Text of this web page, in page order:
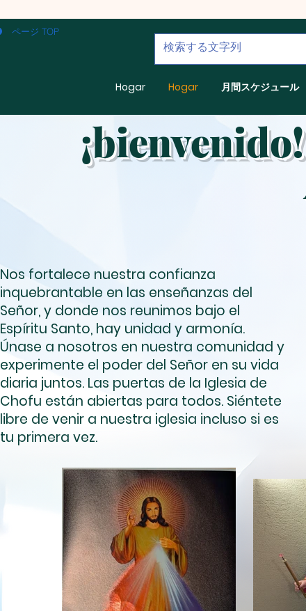
ページ TOP
Hogar Hogar 月間スケジュール
¡bienvenido!
Nos fortalece nuestra confianza
inquebrantable en las enseñanzas del
Señor, y donde nos reunimos bajo el
Espíritu Santo, hay unidad y armonía.
Únase a nosotros en nuestra comunidad y
experimente el poder del Señor en su vida
diaria juntos. Las puertas de la Iglesia de
Chofu están abiertas para todos. Siéntete
libre de venir a nuestra iglesia incluso si es
tu primera vez.